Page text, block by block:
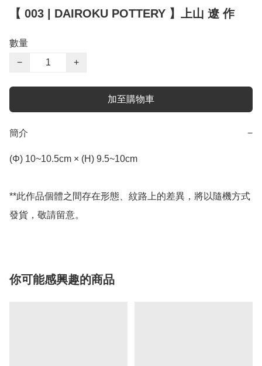
【 003 | DAIROKU POTTERY 】上山 遼 作
數量
−
+
加至購物車
簡介 −
(Φ) 10~10.5cm × (H) 9.5~10cm
**此作品個體之間存在形態、紋路上的差異，將以隨機方式
發貨，敬請留意。
你可能感興趣的商品